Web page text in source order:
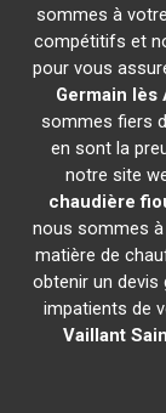
sommes à
compétitifs et
pour vous
Germain lès
sommes fiers
en sont la
notre site
chaudière
nous sommes
matière de
obtenir un
impatients de
Vaillant